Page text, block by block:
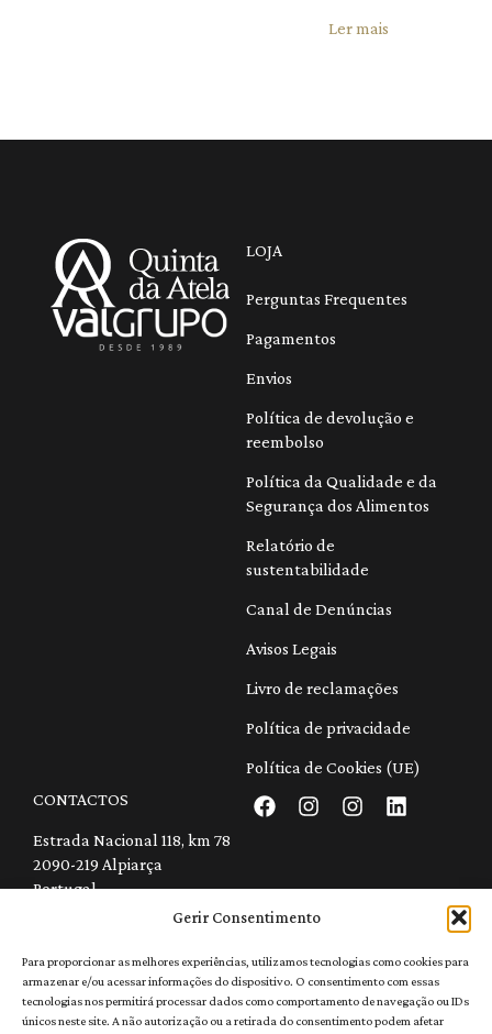
Gerir Consentimento
Para proporcionar as melhores experiências, utilizamos tecnologias como cookies para
armazenar e/ou acessar informações do dispositivo. O consentimento com essas
tecnologias nos permitirá processar dados como comportamento de navegação ou IDs
únicos neste site. A não autorização ou a retirada do consentimento podem afetar
Ler mais
LOJA
Perguntas Frequentes
Pagamentos
Envios
Política de devolução e
reembolso
Política da Qualidade e da
Segurança dos Alimentos
Relatório de
sustentabilidade
Canal de Denúncias
Avisos Legais
Livro de reclamações
Política de privacidade
Política de Cookies (UE)
CONTACTOS
Estrada Nacional 118, km 78
2090-219 Alpiarça
Portugal
geral@quintadaatela.pt
(Chamada para a rede fixa nacional)
Recrutamento
114072/AL